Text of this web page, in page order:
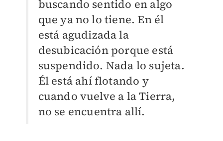
buscando sentido en algo
que ya no lo tiene. En él
está agudizada la
desubicación porque está
suspendido. Nada lo sujeta.
Él está ahí flotando y
cuando vuelve a la Tierra,
no se encuentra allí.